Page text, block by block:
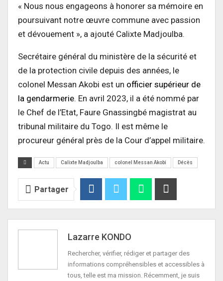
« Nous nous engageons à honorer sa mémoire en
poursuivant notre œuvre commune avec passion
et dévouement », a ajouté Calixte Madjoulba.
Secrétaire général du ministère de la sécurité et
de la protection civile depuis des années, le
colonel Messan Akobi est un officier supérieur de
la gendarmerie. En avril 2023, il a été nommé par
le Chef de l’Etat, Faure Gnassingbé magistrat au
tribunal militaire du Togo. Il est même le
procureur général près de la Cour d’appel militaire.
Actu Calixte Madjoulba colonel Messan Akobi Décès
Partager
Lazarre KONDO
Rechercher, vérifier, rédiger et partager des
informations compréhensibles et accessibles à
tous, telle est ma mission. Récemment, je suis